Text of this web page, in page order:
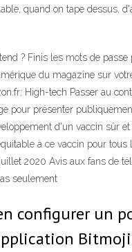
quand on tape
? Finis les mots de
du magazine sur
High-tech Passer au
pour présenter
d'un vaccin sûr
à ce vaccin pour
2020 Avis aux fans de
seulement
configurer un